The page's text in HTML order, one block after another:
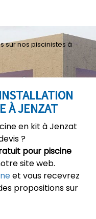
À JENZAT
en kit à Jenzat
?
pour piscine
site web.
et vous recevrez
propositions sur
sur nos piscinistes à